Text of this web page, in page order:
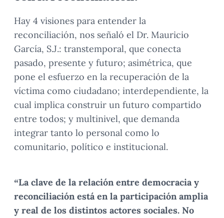
Hay 4 visiones para entender la
reconciliación, nos señaló el Dr. Mauricio
García, S.J.: transtemporal, que conecta
pasado, presente y futuro; asimétrica, que
pone el esfuerzo en la recuperación de la
víctima como ciudadano; interdependiente, la
cual implica construir un futuro compartido
entre todos; y multinivel, que demanda
integrar tanto lo personal como lo
comunitario, político e institucional.
“La clave de la relación entre democracia y
reconciliación está en la participación amplia
y real de los distintos actores sociales. No